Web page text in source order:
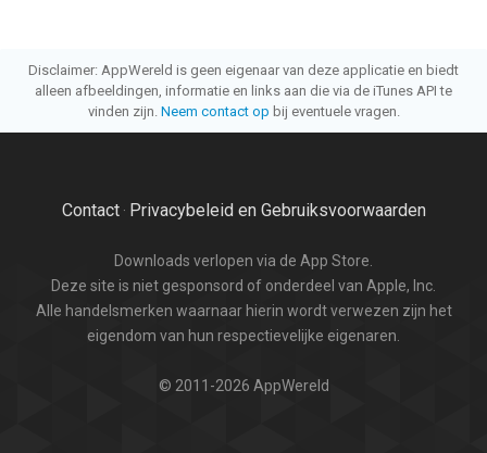
Disclaimer: AppWereld is geen eigenaar van deze applicatie en biedt
alleen afbeeldingen, informatie en links aan die via de iTunes API te
vinden zijn. Neem contact op bij eventuele vragen.
Contact· Privacybeleid en Gebruiksvoorwaarden
Downloads verlopen via de App Store.
Deze site is niet gesponsord of onderdeel van Apple, Inc.
Alle handelsmerken waarnaar hierin wordt verwezen zijn het
eigendom van hun respectievelijke eigenaren.
© 2011-2026 AppWereld